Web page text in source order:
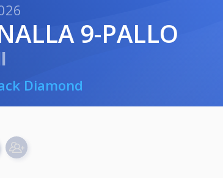
9-PALLO
Diamond